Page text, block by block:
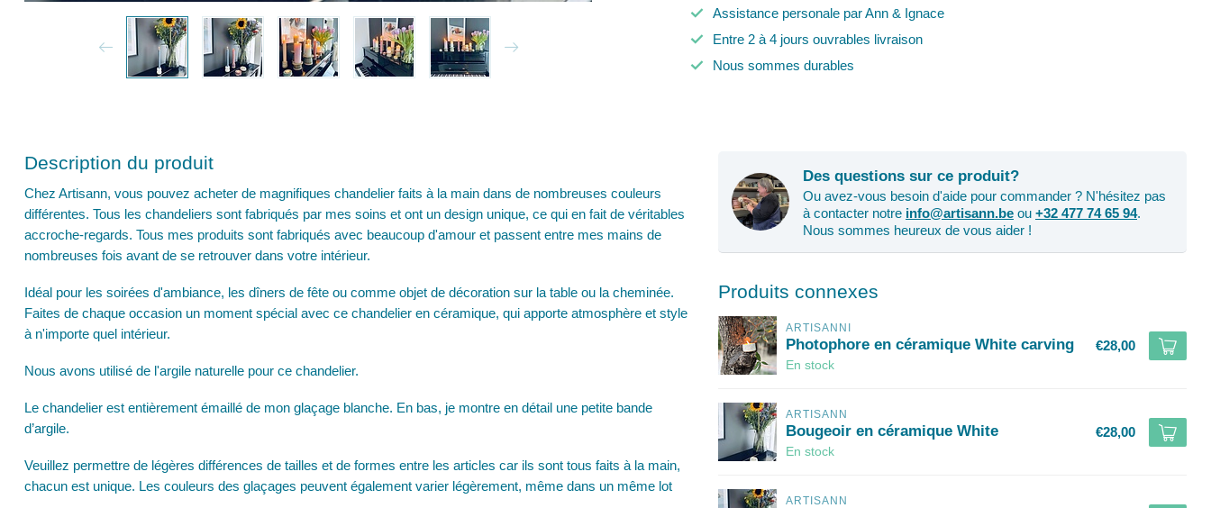
Assistance personale par Ann & Ignace
Entre 2 à 4 jours ouvrables livraison
Nous sommes durables
Description du produit
Chez Artisann, vous pouvez acheter de magnifiques chandelier faits à la main dans de nombreuses couleurs
différentes. Tous les chandeliers sont fabriqués par mes soins et ont un design unique, ce qui en fait de véritables
accroche-regards. Tous mes produits sont fabriqués avec beaucoup d'amour et passent entre mes mains de
nombreuses fois avant de se retrouver dans votre intérieur.
Idéal pour les soirées d'ambiance, les dîners de fête ou comme objet de décoration sur la table ou la cheminée.
Faites de chaque occasion un moment spécial avec ce chandelier en céramique, qui apporte atmosphère et style
à n'importe quel intérieur.
Nous avons utilisé de l'argile naturelle pour ce chandelier.
Le chandelier est entièrement émaillé de mon glaçage blanche. En bas, je montre en détail une petite bande
d’argile.
Veuillez permettre de légères différences de tailles et de formes entre les articles car ils sont tous faits à la main,
chacun est unique. Les couleurs des glaçages peuvent également varier légèrement, même dans un même lot
Des questions sur ce produit?
Ou avez-vous besoin d'aide pour commander ? N'hésitez pas
à contacter notre info@artisann.be ou +32 477 74 65 94.
Nous sommes heureux de vous aider !
Produits connexes
ARTISANNI
Photophore en céramique White carving
En stock
€28,00
ARTISANN
Bougeoir en céramique White
En stock
€28,00
ARTISANN